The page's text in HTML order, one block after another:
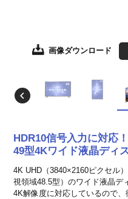
画像ダウンロード
画像ダウンロー
画像ダウンロー
画像ダウンロー
画像ダウンロー
画像ダウンロー
画像ダウンロー
画像ダウンロー
画像ダウ
HDR10信号入力に対応！
49型4Kワイド液晶ディ
4K UHD（3840×2160ピクセル
視領域48.5型）のワイド液晶デ
4K解像度に対応しているので